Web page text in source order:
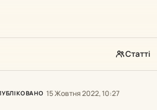
Статті
15 Жовтня 2022, 10:27